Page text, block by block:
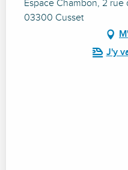
Espace Chambon, 2
03300 Cusset
J'y